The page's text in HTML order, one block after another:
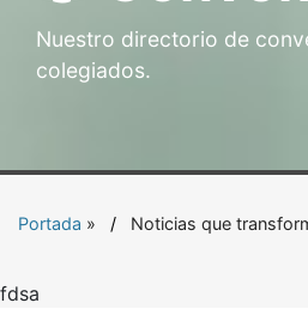
Nuestro directorio de
colegiados.
Portada » Noticias que
fdsa